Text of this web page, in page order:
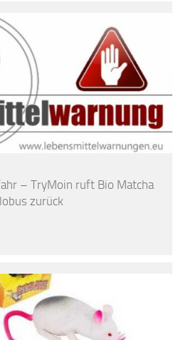
– TryMoin ruft Bio Matcha
zurück